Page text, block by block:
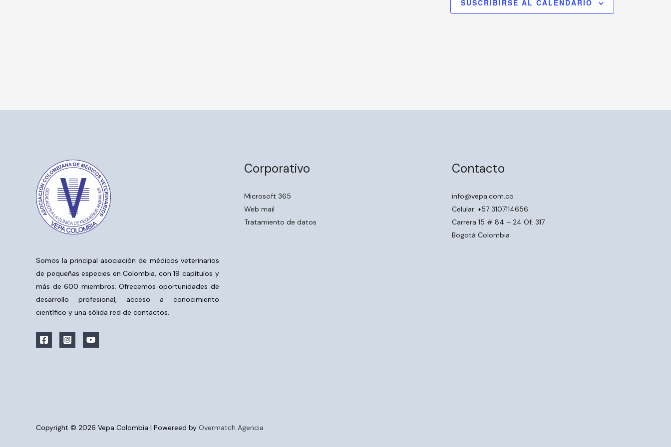
SUSCRIBIRSE AL CALENDARIO
Somos la principal asociación de médicos veterinarios
de pequeñas especies en Colombia, con 19 capítulos y
más de 600 miembros. Ofrecemos oportunidades de
desarrollo profesional, acceso a conocimiento
científico y una sólida red de contactos.
Corporativo
Microsoft 365
Web mail
Tratamiento de datos
Contacto
info@vepa.com.co
Celular: +57 3107114656
Carrera 15 # 84 – 24 Of. 317
Bogotá Colombia
Copyright © 2026 Vepa Colombia | Powereed by Overmatch Agencia